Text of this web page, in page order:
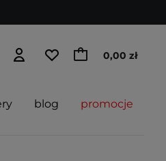
0,00 zł
blog promocje